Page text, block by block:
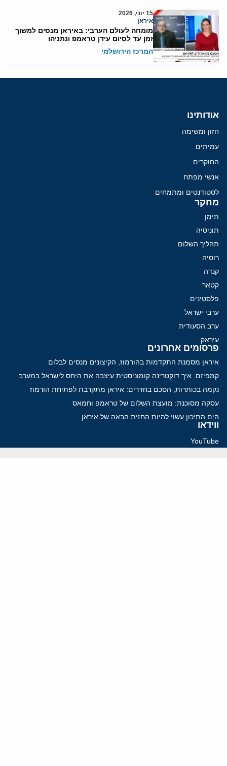
15 יוני, 2026
איראן
מומחה לעולם הערבי: באיראן מנסים למשוך
זמן עד לסיום עידן טראמפ ונתניהו
המרכז הירושלמי
אודותינו
חזון ומשימה
עמיתים
החוקרים
אנשי מפתח
לסטודנטים ומתמחים
מחקר
תימן
תוניסיה
תהליך השלום
רוסיה
קנדה
קטאר
פלסטינים
ערבי ישראל
ערב הסעודית
עיראק
פרסומים אחרונים
איראן מסמנת התקדמות בהורמוז, הקיצונים מנסים לבלום
קמפיזם: איך דוקטרינה קומוניסטית עיצבה את היחס לישראל במערב
נקמה בכותרות, הסכם בחדרים: איראן מתקרבת לפתיחת הורמוז
עסקה מסוכנת: מועצת השלום של טראמפ וחמאס
הים התיכון עשוי להיות החזית הבאה של איראן
ווידאו
YouTube